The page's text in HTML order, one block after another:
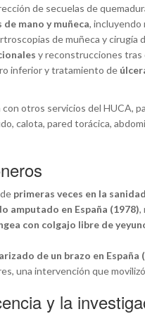
de secuelas de
mano y muñeca,
de muñeca y cirugía
y reconstrucciones tras
inferior y tratamiento de
otros servicios del HUCA,
calota, pared torácica,
primeras veces en la
amputado en España (1978),
con colgajo libre de
de un brazo en España
una intervención que
y la